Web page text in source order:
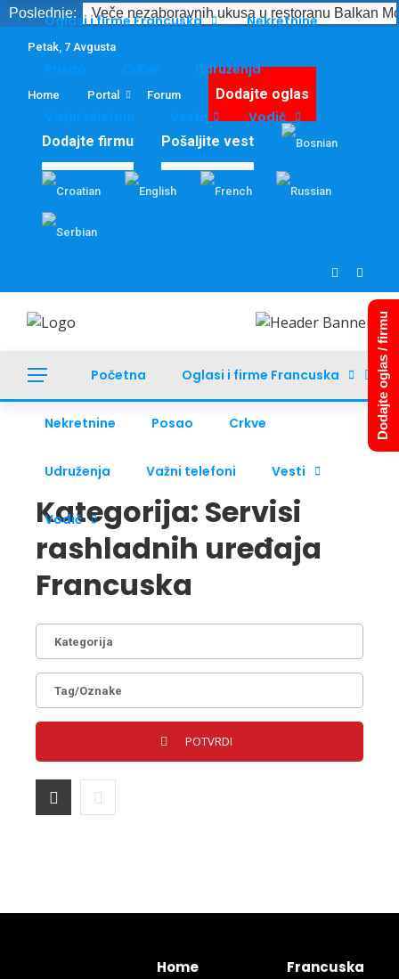
Poslednje: Veče nezaboravnih ukusa u restoranu Balkan
Petak, 7 Avgusta
Home Portal Forum Dodajte oglas
Dodajte firmu Pošaljite vest
Početna Oglasi i firme Francuska
Nekretnine Posao Crkve
Udruženja Važni telefoni Vesti
Vodič
Oglasi i firme Francuska Nekretnine
Posao Crkve Udruženja
Važni telefoni Vesti Vodič
Kategorija: Servisi
rashladnih uređaja
Francuska
Home
Francuska
Dodajte oglas / firmu